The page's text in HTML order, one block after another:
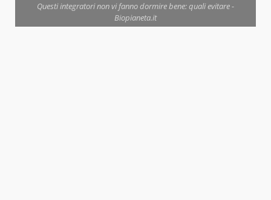
Questi integratori non vi fanno dormire bene: quali evitare -
Biopianeta.it